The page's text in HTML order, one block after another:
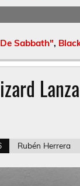
Sabbath",
Rubén Herrera